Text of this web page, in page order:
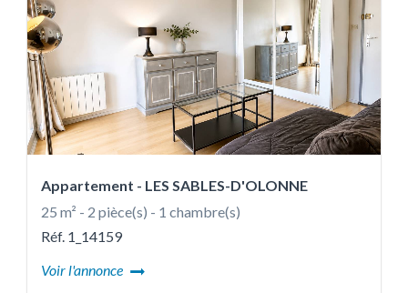
Appartement - LES SABLES-D'OLONNE
25 m² - 2 pièce(s) - 1 chambre(s)
Réf. 1_14159
Voir l'annonce